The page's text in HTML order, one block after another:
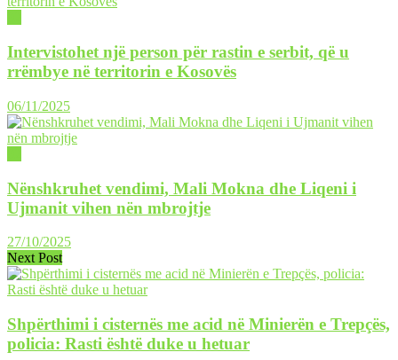
Intervistohet një person për rastin e serbit, që u
rrëmbye në territorin e Kosovës
06/11/2025
Nënshkruhet vendimi, Mali Mokna dhe Liqeni i
Ujmanit vihen nën mbrojtje
27/10/2025
Next Post
Shpërthimi i cisternës me acid në Minierën e Trepçës,
policia: Rasti është duke u hetuar